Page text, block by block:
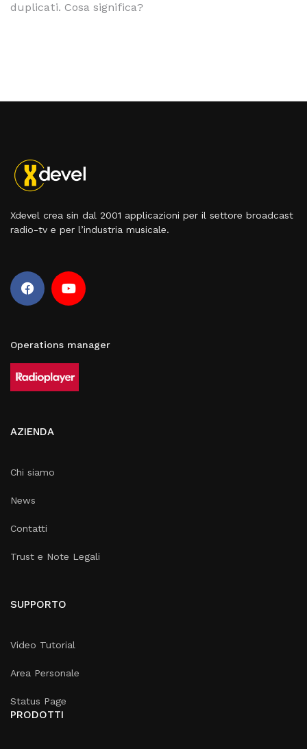
duplicati. Cosa significa?
Xdevel crea sin dal 2001 applicazioni per il settore broadcast
radio-tv e per l’industria musicale.
Operations manager
AZIENDA
Chi siamo
News
Contatti
Trust e Note Legali
SUPPORTO
Video Tutorial
Area Personale
Status Page
PRODOTTI